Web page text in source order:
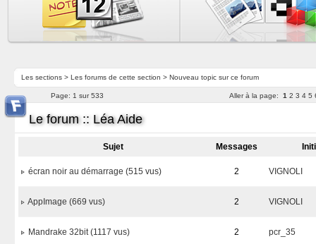
Les sections> Les forums de cette section > Nouveau topic sur ce forum
Aller à la page: 1 2 3 4 5
Page: 1 sur 533
Le forum :: Léa Aide
Sujet Messages
écran noir au démarrage (515 vus) 2 VIGNOLI
AppImage (669 vus) 2 VIGNOLI
Mandrake 32bit (1117 vus) 2 pcr_35